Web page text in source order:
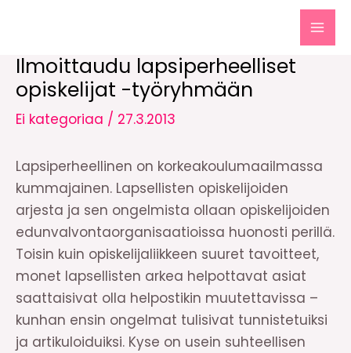
Ilmoittaudu lapsiperheelliset
opiskelijat -työryhmään
Ei kategoriaa / 27.3.2013
Lapsiperheellinen on korkeakoulumaailmassa
kummajainen. Lapsellisten opiskelijoiden
arjesta ja sen ongelmista ollaan opiskelijoiden
edunvalvontaorganisaatioissa huonosti perillä.
Toisin kuin opiskelijaliikkeen suuret tavoitteet,
monet lapsellisten arkea helpottavat asiat
saattaisivat olla helpostikin muutettavissa –
kunhan ensin ongelmat tulisivat tunnistetuiksi
ja artikuloiduiksi. Kyse on usein suhteellisen